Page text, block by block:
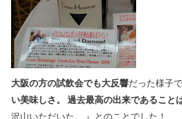
大阪の方の試飲会でも大反響だった様子
い美味しさ。 過去最高の出来であること
沢山いただいた。 』とのことでした！